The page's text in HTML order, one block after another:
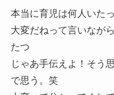
本当に育児は何人いた
大変だねって言いなが
たつ
じゃあ手伝えよ！そう
で思う。笑